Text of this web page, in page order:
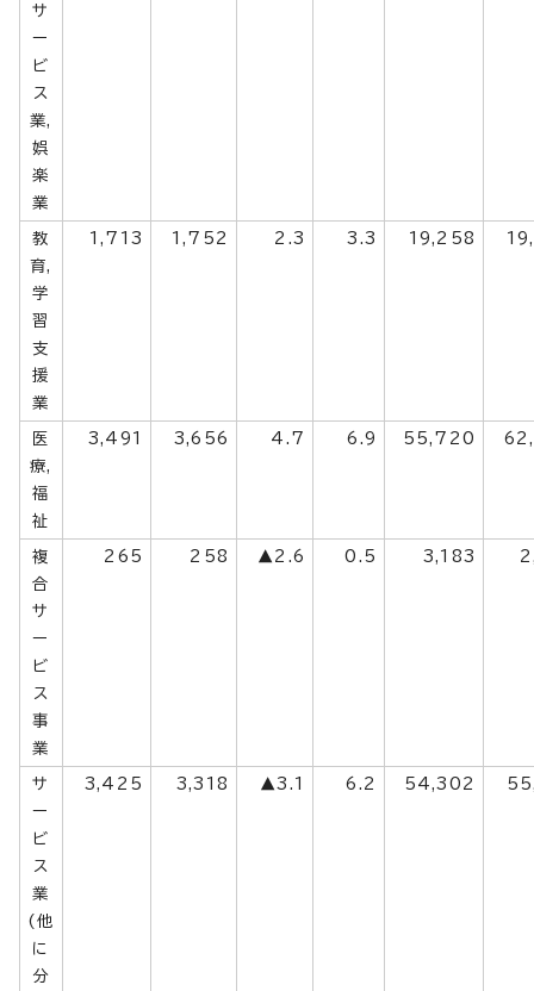
サ
ー
ビ
ス
業,
娯
楽
業
教
育,
学
習
支
援
業
1,713 1,752 2.3 3.3 19,258
医
療,
福
祉
3,491 3,656 4.7 6.9 55,720
複
合
サ
ー
ビ
ス
事
業
265 258 ▲2.6 0.5 3,183
サ
ー
ビ
ス
業
(他
に
分
3,425 3,318 ▲3.1 6.2 54,302